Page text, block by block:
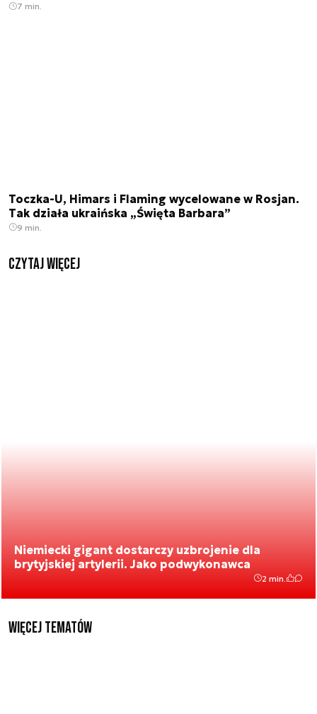
7 min.
Toczka-U, Himars i Flaming wycelowane w Rosjan.
Tak działa ukraińska „Święta Barbara”
9 min.
czytaj więcej
Niemiecki gigant dostarczy uzbrojenie dla
brytyjskiej artylerii. Jako podwykonawca
2 min.
Więcej tematów